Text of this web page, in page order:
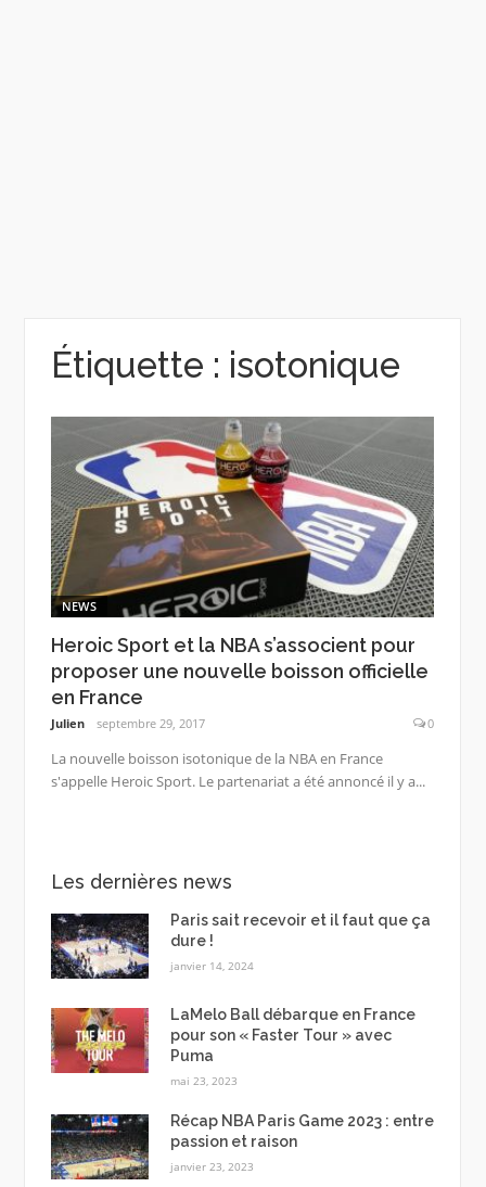
Étiquette : isotonique
NEWS
Heroic Sport et la NBA s’associent pour
proposer une nouvelle boisson officielle
en France
Julien septembre 29, 2017 0
La nouvelle boisson isotonique de la NBA en France
s'appelle Heroic Sport. Le partenariat a été annoncé il y a...
Les dernières news
Paris sait recevoir et il faut que ça
dure !
janvier 14, 2024
LaMelo Ball débarque en France
pour son « Faster Tour » avec
Puma
mai 23, 2023
Récap NBA Paris Game 2023 : entre
passion et raison
janvier 23, 2023